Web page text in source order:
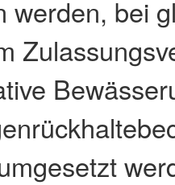
werden, bei